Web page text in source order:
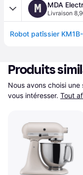
M MDA
Livraison
Robot patîssier
Produits
Nous avons choisi
vous intéresser. Tout